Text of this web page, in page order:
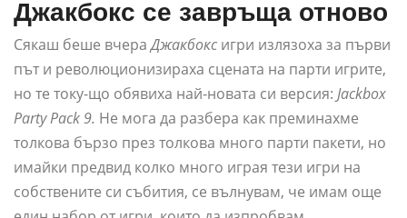
Джакбокс се завръща отново
Сякаш беше вчераДжакбокс игри излязоха за първи
път и революционизираха сцената на парти игрите,
но те току-що обявиха най-новата си версия: Jackbox
Party Pack 9. Не мога да разбера как преминахме
толкова бързо през толкова много парти пакети, но
имайки предвид колко много играя тези игри на
собствените си събития, се вълнувам, че имам още